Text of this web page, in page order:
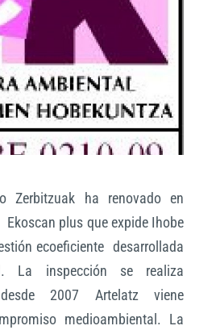
Zerbitzuak ha renovado en
plus que expide Ihobe
ecoeficiente desarrollada
La inspección se realiza
2007 Artelatz viene
medioambiental. La